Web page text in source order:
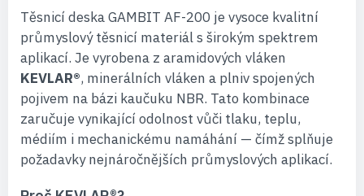
Těsnicí deska GAMBIT AF-200 je vysoce kvalitní
průmyslový těsnicí materiál s širokým spektrem
aplikací. Je vyrobena z aramidových vláken
KEVLAR®, minerálních vláken a plniv spojených
pojivem na bázi kaučuku NBR. Tato kombinace
zaručuje vynikající odolnost vůči tlaku, teplu,
médiím i mechanickému namáhání — čímž splňuje
požadavky nejnáročnějších průmyslových aplikací.